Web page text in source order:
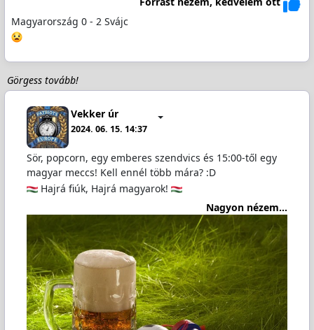
Magyarország 0 - 2 Svájc
Görgess tovább!
Vekker úr
2024. 06. 15. 14:37
Sör, popcorn, egy emberes szendvics és 15:00-től egy
magyar meccs! Kell ennél több mára? :D
Hajrá fiúk, Hajrá magyarok!
Nagyon nézem...